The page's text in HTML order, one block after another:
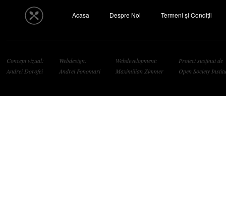
Acasa Despre Noi Termeni și Condiții
Concept vizual:
Andrei Dorofei
Webdesign:
Andrei Ponomari
Webdevelopment:
Maximilian Zimmer
Proiect susținut de
Open Society